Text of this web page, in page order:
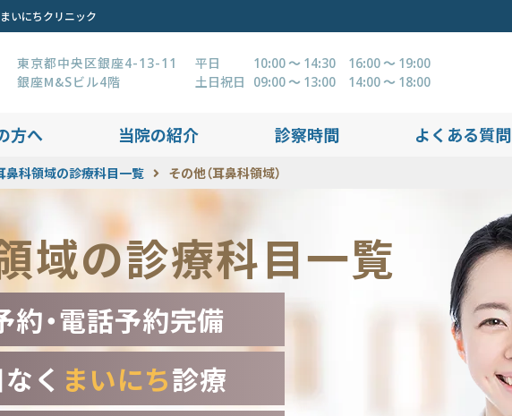
いにちクリニック
東京都中央区銀座4-13-11
銀座M&Sビル4階
平日
10:00 ～ 14:30 16:00 ～ 19:00
土日祝日 09:00 ～ 13:00 14:00 ～ 18:00
方へ 当院の紹介 診察時間 よくある質問
鼻科領域の診療科目一覧 その他（耳鼻科領域）
域の診療科目一覧
約・電話予約完備
く まいにち診療